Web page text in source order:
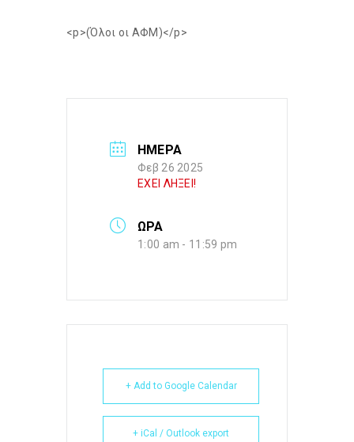
<p>(Όλοι οι ΑΦΜ)</p>
ΗΜΕΡΑ
Φεβ 26 2025
ΕΧΕΙ ΛΗΞΕΙ!
ΩΡΑ
1:00 am - 11:59 pm
+ Add to Google Calendar
+ iCal / Outlook export